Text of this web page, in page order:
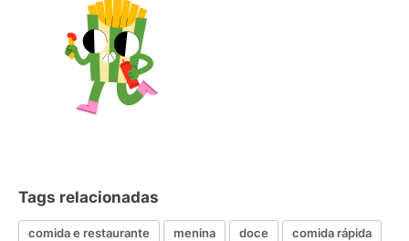
Tags relacionadas
comida e restaurante menina doce
comida rápida